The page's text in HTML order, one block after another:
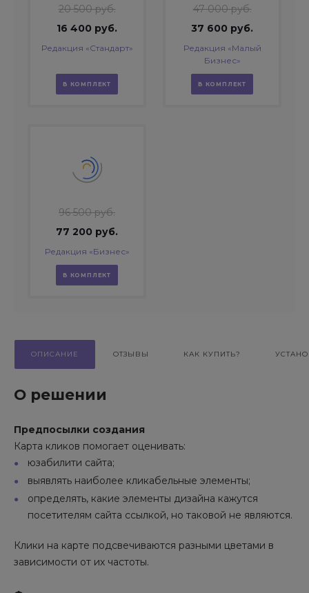
20 500 руб.
16 400 руб.
Редакция «Стандарт»
В КОМПЛЕКТ
47 000 руб.
37 600 руб.
Редакция «Малый
Бизнес»
В КОМПЛЕКТ
96 500 руб.
77 200 руб.
Редакция «Бизнес»
В КОМПЛЕКТ
ОПИСАНИЕ ОТЗЫВЫ КАК КУПИТЬ?
О решении
Предпосылки создания
Карта кликов помогает оценивать:
юзабилити сайта;
выявлять наиболее кликабельные элементы;
определять, какие элементы дизайна кажутся
посетителям сайта ссылкой, но таковой не являются.
Клики на карте подсвечиваются разными цветами в
зависимости от их частоты.